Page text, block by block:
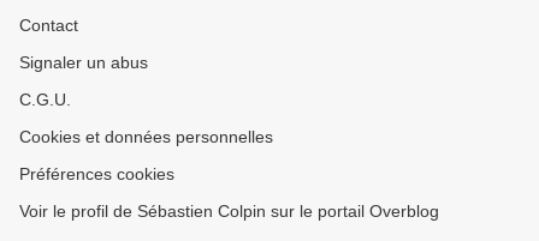
Contact
Signaler un abus
C.G.U.
Cookies et données personnelles
Préférences cookies
Voir le profil de Sébastien Colpin sur le portail Overblog